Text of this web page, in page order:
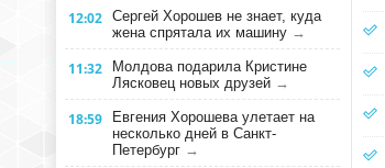
12:02 Сергей Хорошев не знает, куда
жена спрятала их машину →
11:32
Молдова подарила Кристине
Лясковец новых друзей →
18:59
Евгения Хорошева улетает на
несколько дней в Санкт-
Петербург →